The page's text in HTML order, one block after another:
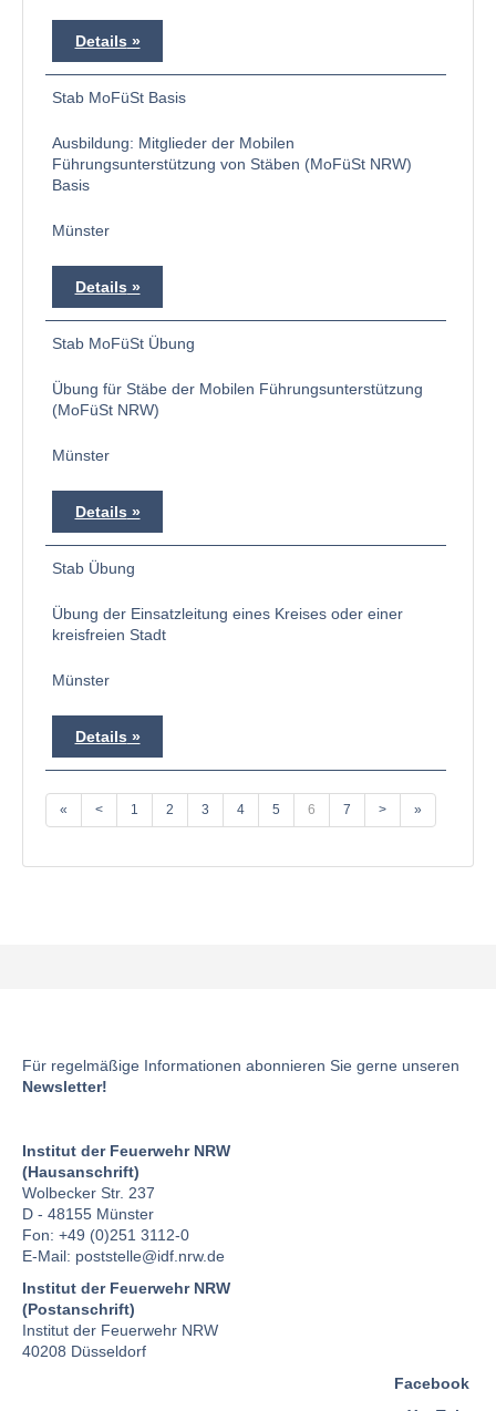
Details
Stab MoFüSt Basis
Ausbildung: Mitglieder der Mobilen
Führungsunterstützung von Stäben (MoFüSt NRW)
Basis
Münster
Details
Stab MoFüSt Übung
Übung für Stäbe der Mobilen Führungsunterstützung
(MoFüSt NRW)
Münster
Details
Stab Übung
Übung der Einsatzleitung eines Kreises oder einer
kreisfreien Stadt
Münster
Details
« < 1 2 3 4 5 6 7 > »
Für regelmäßige Informationen abonnieren Sie gerne unseren
Newsletter!
Institut der Feuerwehr NRW
(Hausanschrift)
Wolbecker Str. 237
D - 48155 Münster
Fon: +49 (0)251 3112-0
E-Mail: poststelle@idf.nrw.de
Institut der Feuerwehr NRW
(Postanschrift)
Institut der Feuerwehr NRW
40208 Düsseldorf
Facebook